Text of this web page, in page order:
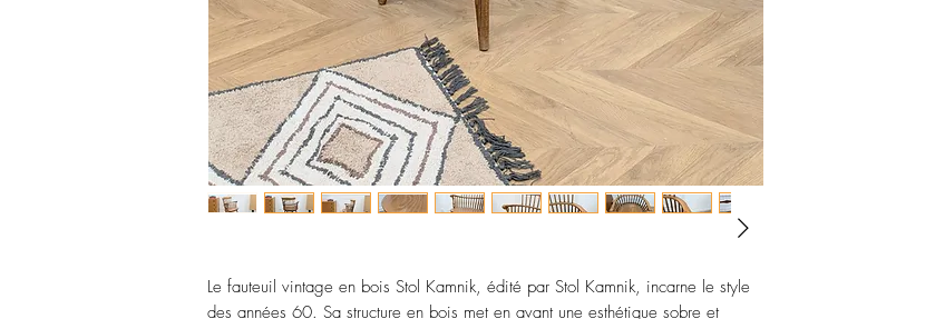
Le fauteuil vintage en bois Stol Kamnik, édité par Stol Kamnik, incarne le style
des années 60. Sa structure en bois met en avant une esthétique sobre et